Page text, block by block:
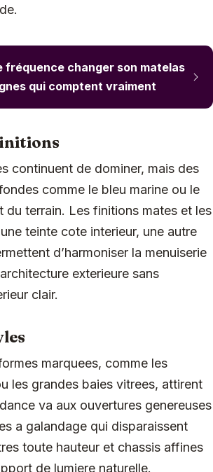
fréquence changer son matelas
qui comptent vraiment
continuent de dominer, mais des
comme le bleu marine ou le
du terrain. Les finitions mates et les
teinte cote interieur, une autre
d’harmoniser la menuiserie
exterieure sans
clair.
marquees, comme les
les grandes baies vitrees, attirent
va aux ouvertures genereuses
a galandage qui disparaissent
toute hauteur et chassis affines
de lumiere naturelle.